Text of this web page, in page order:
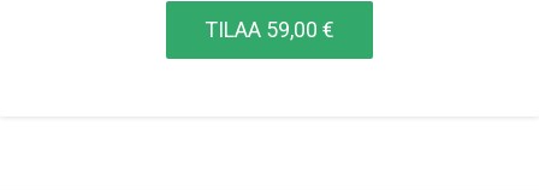
TILAA 59,00 €